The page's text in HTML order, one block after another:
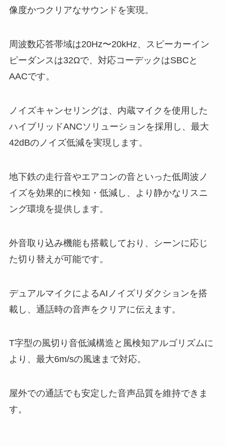
像度かつクリアなサウンドを実現。
周波数応答帯域は20Hz〜20kHz、スピーカーイン
ピーダンスは32Ωで、対応コーデックはSBCと
AACです。
ノイズキャンセリングは、内蔵マイクを使用した
ハイブリッドANCソリューションを採用し、最大
42dBのノイズ低減を実現します。
地下鉄の走行音やエアコンの音といった低周波ノ
イズを効果的に検知・低減し、より静かなリスニ
ング環境を提供します。
外音取り込み機能も搭載しており、シーンに応じ
た切り替えが可能です。
デュアルマイクによるAIノイズリダクションを搭
載し、通話時の音声をクリアに伝えます。
T字型の風切り音低減構造と風検知アルゴリズムに
より、最大6m/sの風速まで対応。
屋外での通話でも安定した音声品質を維持できま
す。